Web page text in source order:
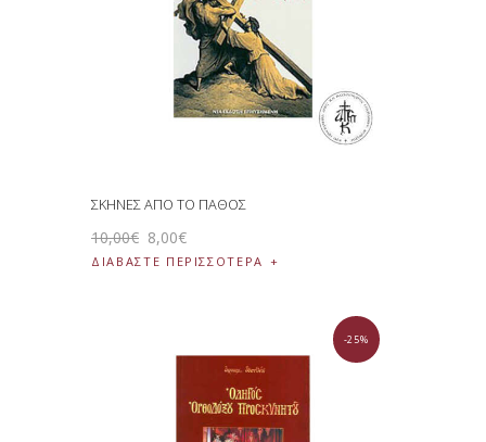
ΣΚΗΝΕΣ ΑΠΟ ΤΟ ΠΑΘΟΣ
10,00€ 8,00€
ΔΙΑΒΆΣΤΕ ΠΕΡΙΣΣΌΤΕΡΑ
-25%